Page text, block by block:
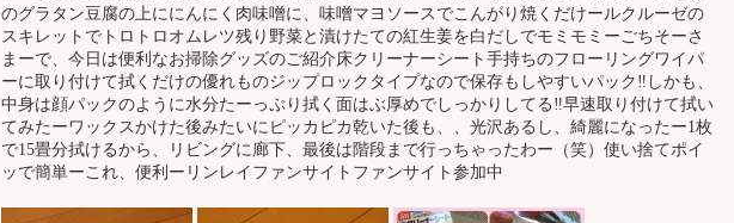
のグラタン豆腐の上ににんにく肉味噌に、味噌マヨソースでこんがり焼くだけールクルーゼの
スキレットでトロトロオムレツ残り野菜と漬けたての紅生姜を白だしでモミモミーごちそーさ
まーで、今日は便利なお掃除グッズのご紹介床クリーナーシート手持ちのフローリングワイパ
ーに取り付けて拭くだけの優れものジップロックタイプなので保存もしやすいパック‼️しかも、
中身は顔パックのように水分たーっぷり拭く面はぶ厚めでしっかりしてる‼️早速取り付けて拭い
てみたーワックスかけた後みたいにピッカピカ乾いた後も、、光沢あるし、綺麗になったー1枚
で15畳分拭けるから、リビングに廊下、最後は階段まで行っちゃったわー（笑）使い捨てポイ
ッで簡単ーこれ、便利ーリンレイファンサイトファンサイト参加中